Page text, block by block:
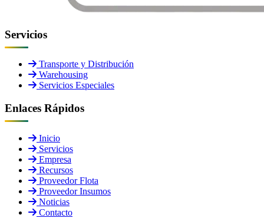
Servicios
Transporte y Distribución
Warehousing
Servicios Especiales
Enlaces Rápidos
Inicio
Servicios
Empresa
Recursos
Proveedor Flota
Proveedor Insumos
Noticias
Contacto